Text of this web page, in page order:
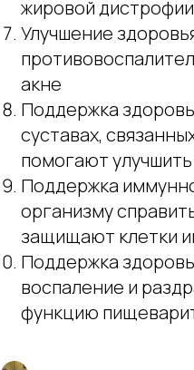
жировой
Улучшение
акне
Поддержка
суставах,
помогают
Поддержка
организму
защищают клетки
Поддержка
воспаление и
функцию